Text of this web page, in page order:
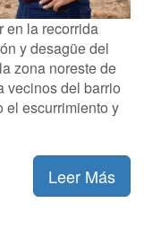
en la recorrida
y desagüe del
zona noreste de
vecinos del barrio
el escurrimiento y
Leer Más